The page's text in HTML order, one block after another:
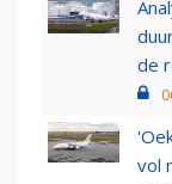
de
vol